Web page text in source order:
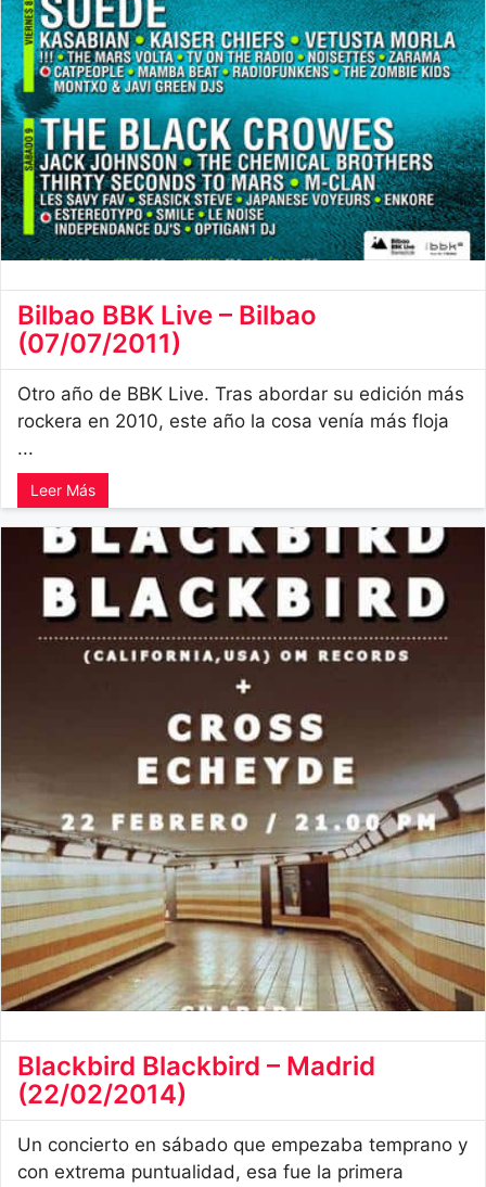
Bilbao BBK Live – Bilbao
(07/07/2011)
Otro año de BBK Live. Tras abordar su edición más
rockera en 2010, este año la cosa venía más floja
...
Leer Más
Blackbird Blackbird – Madrid
(22/02/2014)
Un concierto en sábado que empezaba temprano y
con extrema puntualidad, esa fue la primera